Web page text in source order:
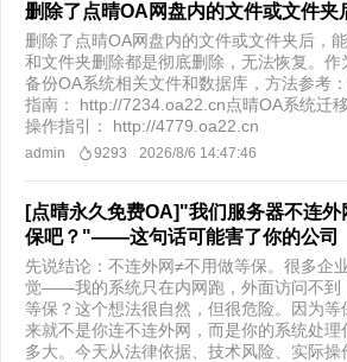
删除了点晴OA网盘内的文件或文件夹
删除了点晴OA网盘内的文件或文件夹后，
和文件夹删除都是彻底删除，无法恢复。
备份OA系统相关文件和数据库，方法参考
指南： http://7234.oa22.cn点晴OA系统迁
操作指引： http://4779.oa22.cn
admin 9293 2026/8/6 14:47:46
[点晴永久免费OA]"我们服务器不连
保吧？"——这句话可能害了你的公司
先说结论：不连外网≠不用做等保。很多企
觉——我的系统只在内网跑，外面访问不到
等保？这个想法很自然，但很危险。因为等
来就不是你连不连外网，而是你的系统处
多大。今天从法律依据、技术风险、实际